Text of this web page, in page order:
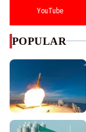
YouTube
POPULAR